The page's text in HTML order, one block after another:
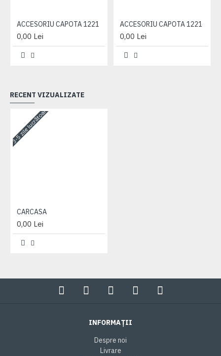
ACCESORIU CAPOTA 1221
0,00 Lei
ACCESORIU CAPOTA 1221
0,00 Lei
RECENT VIZUALIZATE
3-5 zile lucrătoare
CARCASA
0,00 Lei
INFORMAȚII
Despre noi
Livrare